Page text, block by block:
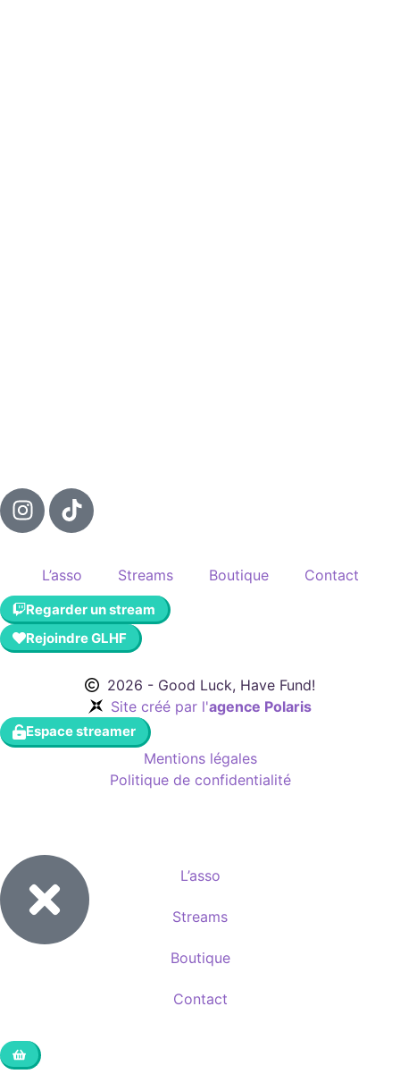
L’asso Streams Boutique Contact
Regarder un stream
Rejoindre GLHF
2026 - Good Luck, Have Fund!
Site créé par l'agence Polaris
Espace streamer
Mentions légales
Politique de confidentialité
L’asso
Streams
Boutique
Contact